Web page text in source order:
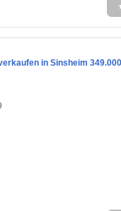
in Sinsheim